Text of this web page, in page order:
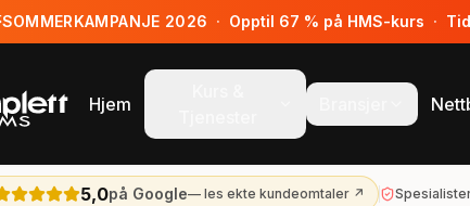
SOMMERKAMPANJE 2026 · Opptil 67 % på HMS-kurs ·
Hjem
5,0på Google— les ekte kundeomtaler ↗